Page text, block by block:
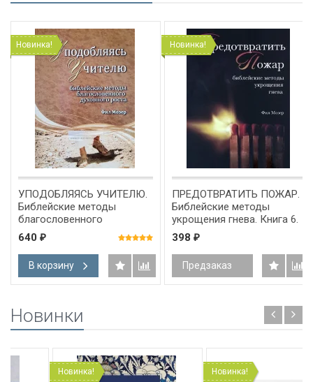
Новинка!
УПОДОБЛЯЯСЬ УЧИТЕЛЮ.
Библейские методы
благословенного
духовного роста. Книга 4.
Фил Мозер
640 ₽
В корзину
Новинка!
ПРЕДОТВРАТИТЬ ПОЖАР.
Библейские методы
укрощения гнева. Книга 6.
Фил Мозер
398 ₽
Предзаказ
Новинки
Новинка!